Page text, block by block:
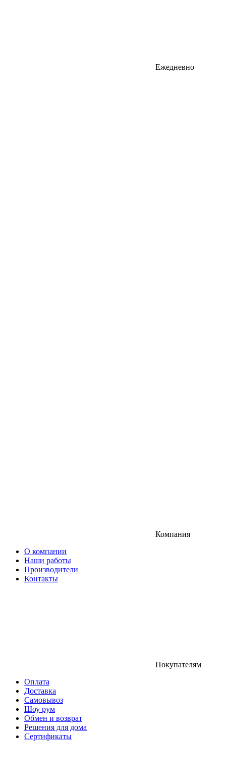
Ежедневно
Компания
О компании
Наши работы
Производители
Контакты
Покупателям
Оплата
Доставка
Самовывоз
Шоу рум
Обмен и возврат
Решения для дома
Сертификаты